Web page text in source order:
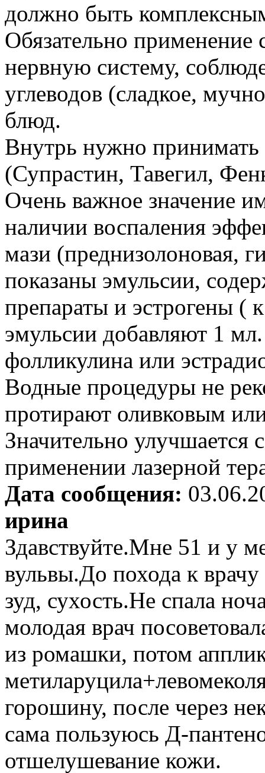
должно быть
Обязательно применение
нервную систему,
углеводов (сладкое,
блюд.
Внутрь нужно принимать
(Супрастин, Тавегил,
Очень важное значение
наличии воспаления
мази (преднизолоновая,
показаны эмульсии,
препараты и эстрогены (
эмульсии добавляют 1
фолликулина или
Водные процедуры не
протирают оливковым
Значительно улучшается
применении лазерной
Дата сообщения:
ирина
Здавствуйте.Мне 51 и у
вульвы.До похода к
зуд, сухость.Не спала
молодая врач
из ромашки, потом
горошину, после через
сама пользуюсь Д-
отшелушевание кожи.